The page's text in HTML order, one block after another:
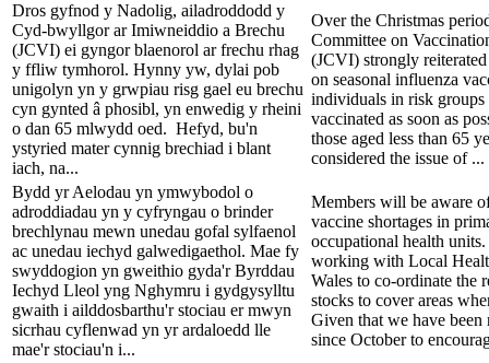
Dros gyfnod y Nadolig, ailadroddodd y
Cyd-bwyllgor ar Imiwneiddio a Brechu
(JCVI) ei gyngor blaenorol ar frechu rhag
y ffliw tymhorol. Hynny yw, dylai pob
unigolyn yn y grwpiau risg gael eu brechu
cyn gynted â phosibl, yn enwedig y rheini
o dan 65 mlwydd oed. Hefyd, bu'n
ystyried mater cynnig brechiad i blant
iach, na...
Over the Christmas
Committee on
(JCVI) strongly
on seasonal influenza
individuals in risk groups
vaccinated as soon as
those aged less than 65
considered the issue of ...
Bydd yr Aelodau yn ymwybodol o
adroddiadau yn y cyfryngau o brinder
brechlynau mewn unedau gofal sylfaenol
ac unedau iechyd galwedigaethol. Mae fy
swyddogion yn gweithio gyda'r Byrddau
Iechyd Lleol yng Nghymru i gydgysylltu
gwaith i ailddosbarthu'r stociau er mwyn
sicrhau cyflenwad yn yr ardaloedd lle
mae'r stociau'n i...
Members will be aware
vaccine shortages in
occupational health
working with Local
Wales to co-ordinate the
stocks to cover areas
Given that we have been
since October to